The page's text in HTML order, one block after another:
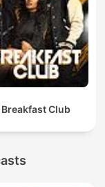
Breakfast Club